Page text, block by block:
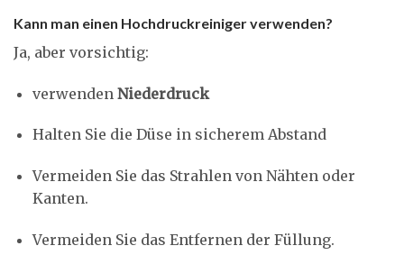
Kann man einen Hochdruckreiniger verwenden?
Ja, aber vorsichtig:
verwenden Niederdruck
Halten Sie die Düse in sicherem Abstand
Vermeiden Sie das Strahlen von Nähten oder
Kanten.
Vermeiden Sie das Entfernen der Füllung.